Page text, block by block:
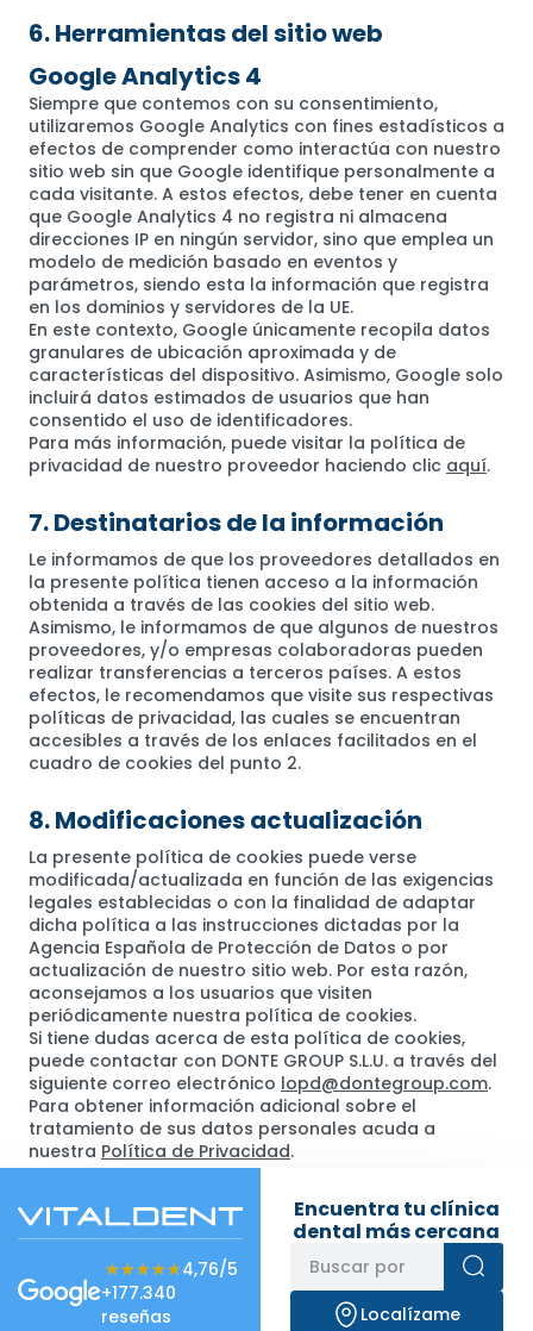
6. Herramientas del sitio web
Google Analytics 4
Siempre que contemos con su consentimiento,
utilizaremos Google Analytics con fines estadísticos a
efectos de comprender como interactúa con nuestro
sitio web sin que Google identifique personalmente a
cada visitante. A estos efectos, debe tener en cuenta
que Google Analytics 4 no registra ni almacena
direcciones IP en ningún servidor, sino que emplea un
modelo de medición basado en eventos y
parámetros, siendo esta la información que registra
en los dominios y servidores de la UE.
En este contexto, Google únicamente recopila datos
granulares de ubicación aproximada y de
características del dispositivo. Asimismo, Google solo
incluirá datos estimados de usuarios que han
consentido el uso de identificadores.
Para más información, puede visitar la política de
privacidad de nuestro proveedor haciendo clic aquí.
7. Destinatarios de la información
Le informamos de que los proveedores detallados en
la presente política tienen acceso a la información
obtenida a través de las cookies del sitio web.
Asimismo, le informamos de que algunos de nuestros
proveedores, y/o empresas colaboradoras pueden
realizar transferencias a terceros países. A estos
efectos, le recomendamos que visite sus respectivas
políticas de privacidad, las cuales se encuentran
accesibles a través de los enlaces facilitados en el
cuadro de cookies del punto 2.
8. Modificaciones actualización
La presente política de cookies puede verse
modificada/actualizada en función de las exigencias
legales establecidas o con la finalidad de adaptar
dicha política a las instrucciones dictadas por la
Agencia Española de Protección de Datos o por
actualización de nuestro sitio web. Por esta razón,
aconsejamos a los usuarios que visiten
periódicamente nuestra política de cookies.
Si tiene dudas acerca de esta política de cookies,
puede contactar con DONTE GROUP S.L.U. a través del
siguiente correo electrónico lopd@dontegroup.com.
Para obtener información adicional sobre el
tratamiento de sus datos personales acuda a
nuestra Política de Privacidad.
★★★★★
★★★★★4,76/5
+177.340
reseñas
Encuentra tu clínica
dental más cercana
Localízame